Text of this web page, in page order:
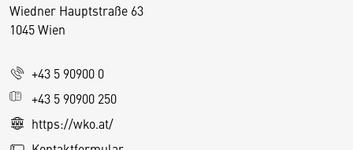
Wiedner Hauptstraße 63
1045 Wien
+43 5 90900 0
+43 5 90900 250
https://wko.at/
D
s
e
S
e